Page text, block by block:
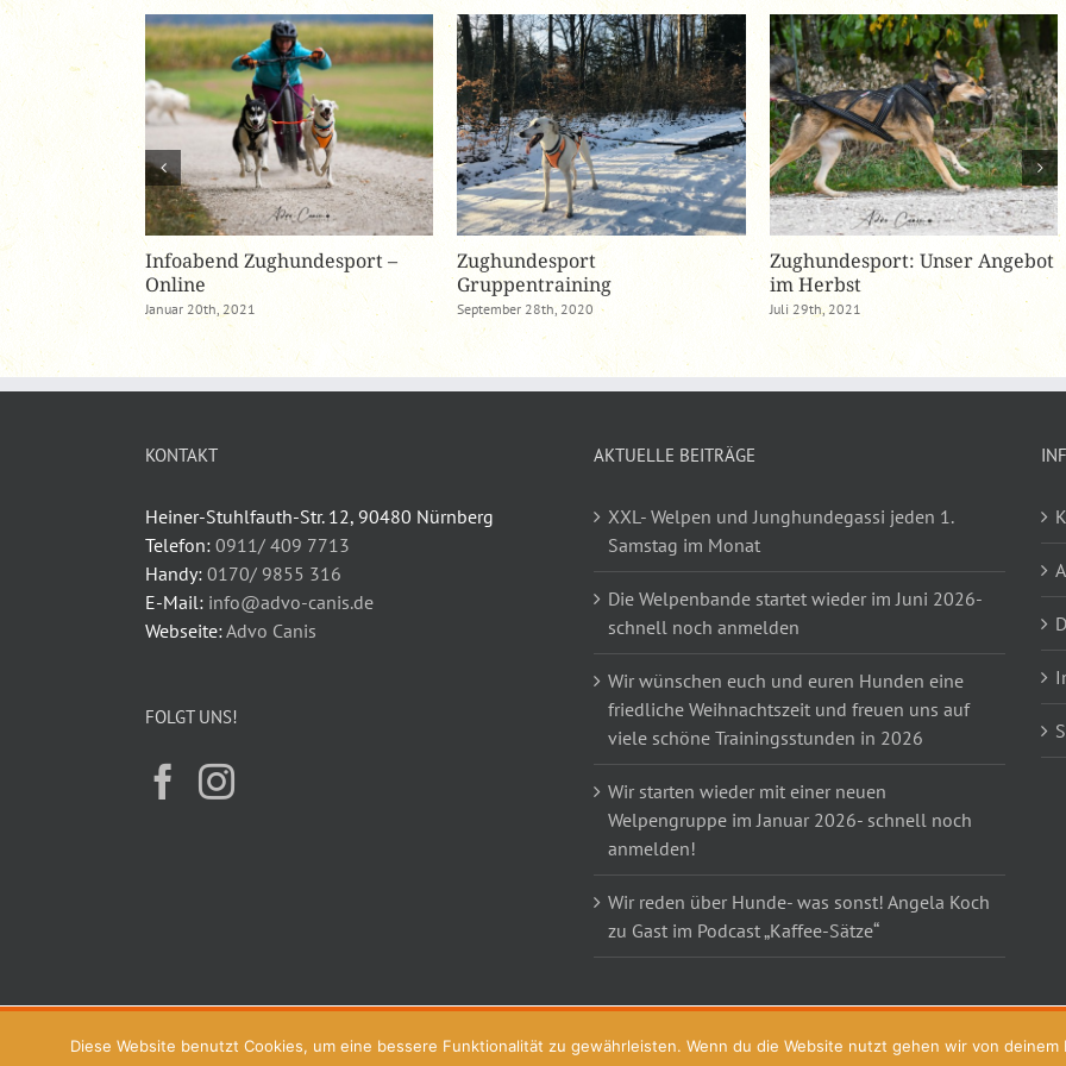
trotz
Infoabend Zughundesport –
Online
Januar 20th, 2021
Zughundesport
Gruppentraining
September 28th, 2020
Zughundesport: Unser Angebot
im Herbst
Juli 29th, 2021
KONTAKT
Heiner-Stuhlfauth-Str. 12, 90480 Nürnberg
Telefon: 0911/ 409 7713
Handy: 0170/ 9855 316
E-Mail: info@advo-canis.de
Webseite:Advo Canis
FOLGT UNS!
AKTUELLE BEITRÄGE
XXL- Welpen und Junghundegassi jeden 1.
Samstag im Monat
Die Welpenbande startet wieder im Juni 2026-
schnell noch anmelden
Wir wünschen euch und euren Hunden eine
friedliche Weihnachtszeit und freuen uns auf
viele schöne Trainingsstunden in 2026
Wir starten wieder mit einer neuen
Welpengruppe im Januar 2026- schnell noch
anmelden!
Wir reden über Hunde- was sonst! Angela Koch
zu Gast im Podcast „Kaffee-Sätze“
Copyright © 2026 Advo-Canis® | Alle Rechte vorbehalten.
Diese Website benutzt Cookies, um eine bessere Funktionalität zu gewährleisten. Wenn du die Website nutzt gehen wir von